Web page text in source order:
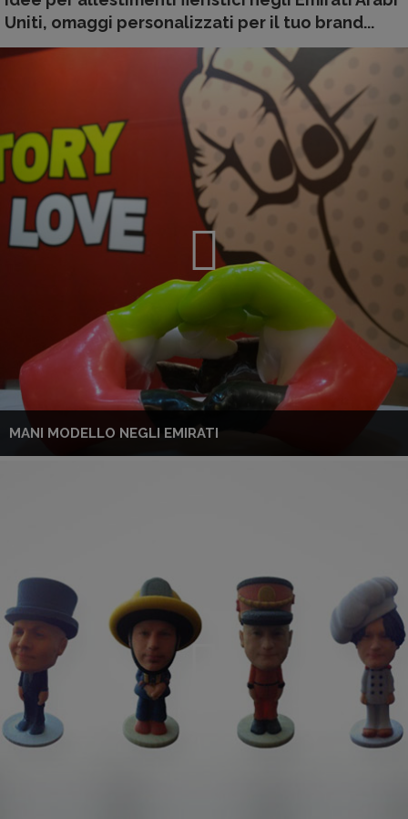
Uniti, omaggi personalizzati per il tuo brand...
MANI MODELLO NEGLI EMIRATI